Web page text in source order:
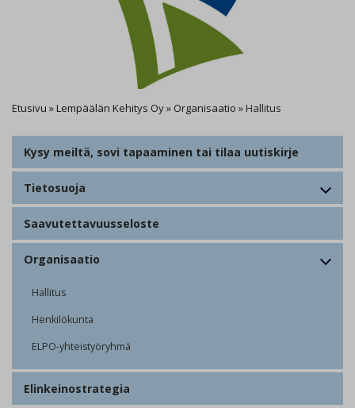
Etusivu »Lempäälän Kehitys Oy» Organisaatio » Hallitus
Kysy meiltä, sovi tapaaminen tai tilaa uutiskirje
Tietosuoja
Saavutettavuusseloste
Organisaatio
Hallitus
Henkilökunta
ELPO-yhteistyöryhmä
Elinkeinostrategia